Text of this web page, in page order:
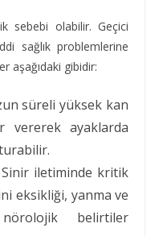
sebebi olabilir. Geçici
sağlık problemlerine
aşağıdaki gibidir:
süreli yüksek kan
vererek ayaklarda
Sinir iletiminde kritik
eksikliği, yanma ve
belirtiler